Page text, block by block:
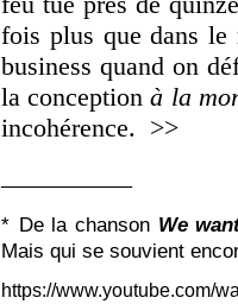
fois plus que dans
business quand on
la conceptionà la
incohérence. >>
* De la chanson We
Mais qui se souvient
https://www.youtube.com/